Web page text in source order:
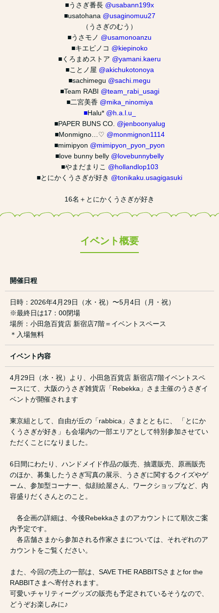
■うさぎ番長 @usabann199x
■usatohana @usaginomuu27
（うさぎのむう）
■うさモノ @usamonoanzu
■キエピノコ @kiepinoko
■くろまめストア @yamani.kaeru
■ことノ屋 @akichukotonoya
■sachimegu @sachi.megu
■Team RABI @team_rabi_usagi
■二宮美香 @mika_ninomiya
■Halu* @h.a.l.u_
■PAPER BUNS CO. @jenboonyalug
■Monmigno…♡ @monmignon1114
■mimipyon @mimipyon_pyon_pyon
■love bunny belly @lovebunnybelly
■やまだまりこ @hollandlop103
■とにかくうさぎが好き @tonikaku.usagigasuki
16名＋とにかくうさぎが好き
イベント概要
開催日程
日時：2026年4月29日（水・祝）〜5月4日（月・祝）
※最終日は17：00閉場
場所：小田急百貨店 新宿店7階＝イベントスペース
＊入場無料
イベント内容
4月29日（水・祝）より、小田急百貨店 新宿店7階イベントスペ
ースにて、大阪のうさぎ雑貨店「Rebekka」さま主催のうさぎイ
ベントが開催されます
東京組として、自由が丘の「rabbica」さまとともに、 「とにか
くうさぎが好き」も会場内の一部エリアとして特別参加させてい
ただくことになりました。
6日間にわたり、ハンドメイド作品の販売、抽選販売、原画販売
のほか、募集したうさぎ写真の展示、うさぎに関するクイズやゲ
ーム、参加型コーナー、似顔絵屋さん、ワークショップなど、内
容盛りだくさんとのこと。
各企画の詳細は、今後Rebekkaさまのアカウントにて順次ご案
内予定です。
各店舗さまから参加される作家さまについては、それぞれのア
カウントをご覧ください。
また、今回の売上の一部は、SAVE THE RABBITSさまとfor the
RABBITさまへ寄付されます。
可愛いチャリティーグッズの販売も予定されているそうなので、
どうぞお楽しみに♪